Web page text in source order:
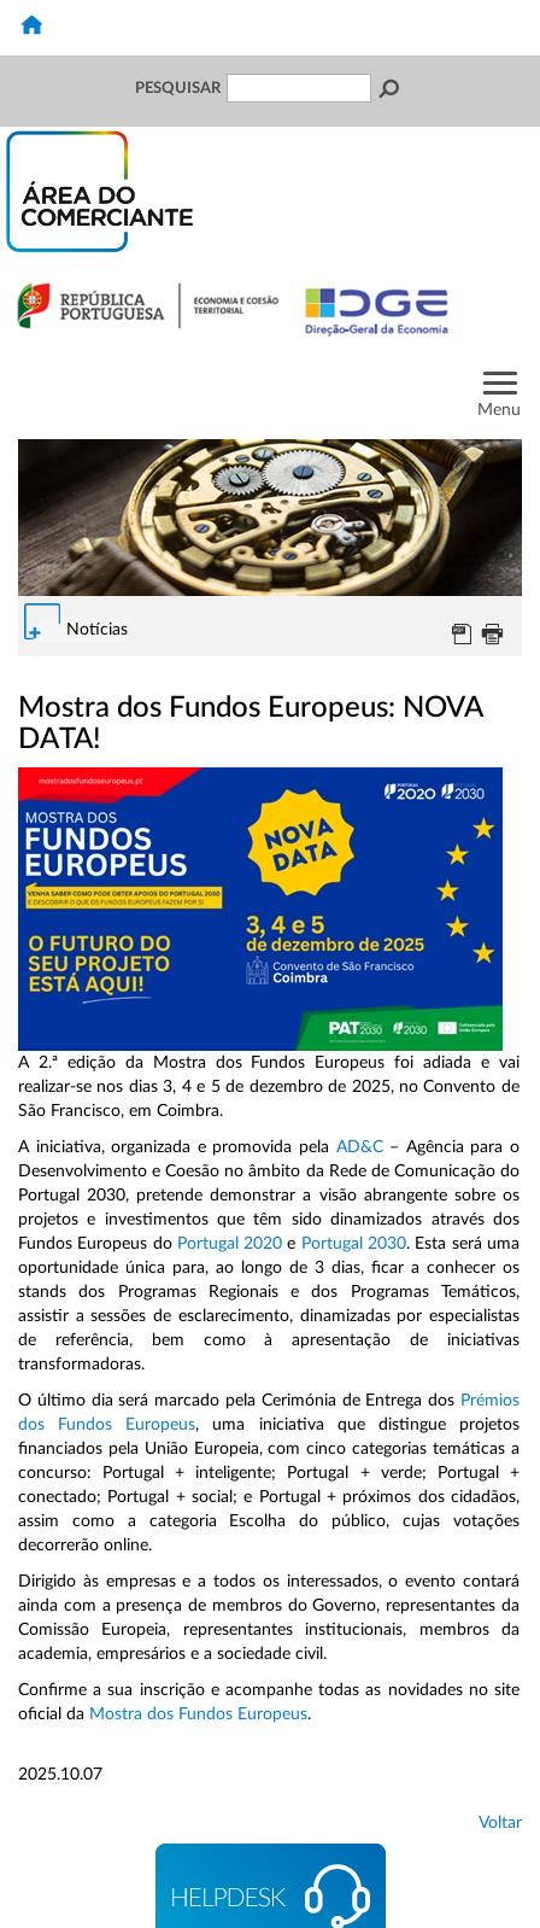
PESQUISAR
Menu
Notícias
Mostra dos Fundos Europeus: NOVA
DATA!
A 2.ª edição da Mostra dos Fundos Europeus foi adiada e vai
realizar-se nos dias 3, 4 e 5 de dezembro de 2025, no Convento de
São Francisco, em Coimbra.
A iniciativa, organizada e promovida pela AD&C– Agência para o
Desenvolvimento e Coesão no âmbito da Rede de Comunicação do
Portugal 2030, pretende demonstrar a visão abrangente sobre os
projetos e investimentos que têm sido dinamizados através dos
Fundos Europeus do Portugal 2020 e Portugal 2030. Esta será uma
oportunidade única para, ao longo de 3 dias, ficar a conhecer os
stands dos Programas Regionais e dos Programas Temáticos,
assistir a sessões de esclarecimento, dinamizadas por especialistas
de referência, bem como à apresentação de iniciativas
transformadoras.
O último dia será marcado pela Cerimónia de Entrega dos Prémios
dos Fundos Europeus, uma iniciativa que distingue projetos
financiados pela União Europeia, com cinco categorias temáticas a
concurso: Portugal + inteligente; Portugal + verde; Portugal +
conectado; Portugal + social; e Portugal + próximos dos cidadãos,
assim como a categoria Escolha do público, cujas votações
decorrerão online.
Dirigido às empresas e a todos os interessados, o evento contará
ainda com a presença de membros do Governo, representantes da
Comissão Europeia, representantes institucionais, membros da
academia, empresários e a sociedade civil.
Confirme a sua inscrição e acompanhe todas as novidades no site
oficial da Mostra dos Fundos Europeus.
2025.10.07
Voltar